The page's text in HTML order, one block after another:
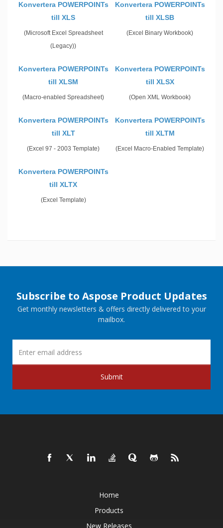
Konvertera POWERPOINTs
till XLS
(Microsoft Excel Spreadsheet
(Legacy))
Konvertera POWERPOINTs
till XLSB
(Excel Binary Workbook)
Konvertera POWERPOINTs
till XLSM
(Macro-enabled Spreadsheet)
Konvertera POWERPOINTs
till XLSX
(Open XML Workbook)
Konvertera POWERPOINTs
till XLT
(Excel 97 - 2003 Template)
Konvertera POWERPOINTs
till XLTM
(Excel Macro-Enabled Template)
Konvertera POWERPOINTs
till XLTX
(Excel Template)
Subscribe to Aspose Product Updates
Get monthly newsletters & offers directly delivered to your
mailbox.
Submit
Home
Products
New Releases